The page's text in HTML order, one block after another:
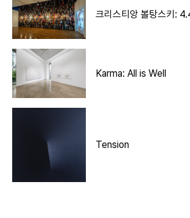
크리스티앙 볼탕스키:
Karma: All is Well
Tension